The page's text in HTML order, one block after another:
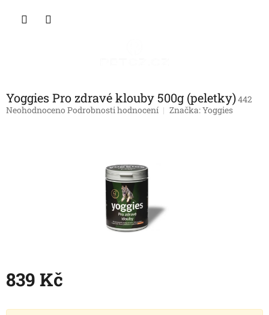
Yoggies Pro zdravé klouby 500g (peletky)442
Průměrné
Neohodnoceno Podrobnosti hodnocení Značka:Yoggies
839 Kč
cena: